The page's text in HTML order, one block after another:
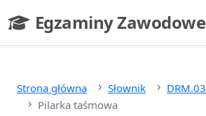
Egzaminy Zawodowe
- strona główna
Strona główna Słownik
DRM.03
Pilarka taśmowa